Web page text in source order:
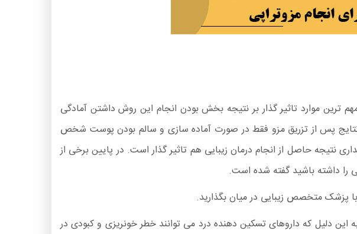
ترین موارد تاثیر گذار بر نتیجه بخش بودن انجام این روش داشتن آمادگی
نتایج پس از تزریق مزو فقط در صورت آماده سازی و سالم بودن پوست شخص
نتیجه حاصل از انجام درمان زیبایی هم تاثیر گذار است. در پایین برخی از
را داشته باشید گفته شده است.
این دلیل که داروهای تسکین دهنده درد می توانند خطر خونریزی و کبودی در